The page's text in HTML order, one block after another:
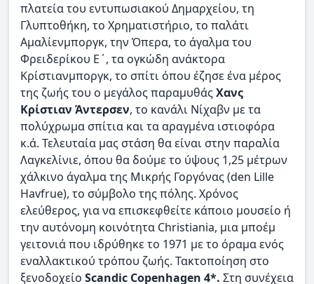
πλατεία του εντυπωσιακού Δημαρχείου, τη
Γλυπτοθήκη, το Χρηματιστήριο, το παλάτι
Αμαλίενμποργκ, την Όπερα, το άγαλμα του
Φρειδερίκου Ε΄, τα ογκώδη ανάκτορα
Κρίστιανμποργκ, το σπίτι όπου έζησε ένα μέρος
της ζωής του ο μεγάλος παραμυθάςΧανς
Κρίστιαν Άντερσεν, το κανάλι Νίχαβν με τα
πολύχρωμα σπίτια και τα αραγμένα ιστιοφόρα
κ.ά. Τελευταία μας στάση θα είναι στην παραλία
Λαγκελίνιε, όπου θα δούμε το ύψους 1,25 μέτρων
χάλκινο άγαλμα της Μικρής Γοργόνας (den Lille
Havfrue), το σύμβολο της πόλης. Χρόνος
ελεύθερος, για να επισκεφθείτε κάποιο μουσείο ή
την αυτόνομη κοινότητα Christiania, μια μποέμ
γειτονιά που ιδρύθηκε το 1971 με το όραμα ενός
εναλλακτικού τρόπου ζωής. Τακτοποίηση στο
ξενοδοχείο Scandic Copenhagen 4*. Στη συνέχεια